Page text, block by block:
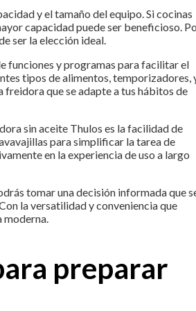
y el tamaño del equipo. Si cocinas
capacidad puede ser beneficioso.
ser la elección ideal.
funciones y programas para facilitar el
tipos de alimentos, temporizadores,
que se adapte a tus hábitos de
sin aceite Thulos es la facilidad de
para simplificar la tarea de
en la experiencia de uso a largo
tomar una decisión informada que
la versatilidad y conveniencia que
moderna.
preparar